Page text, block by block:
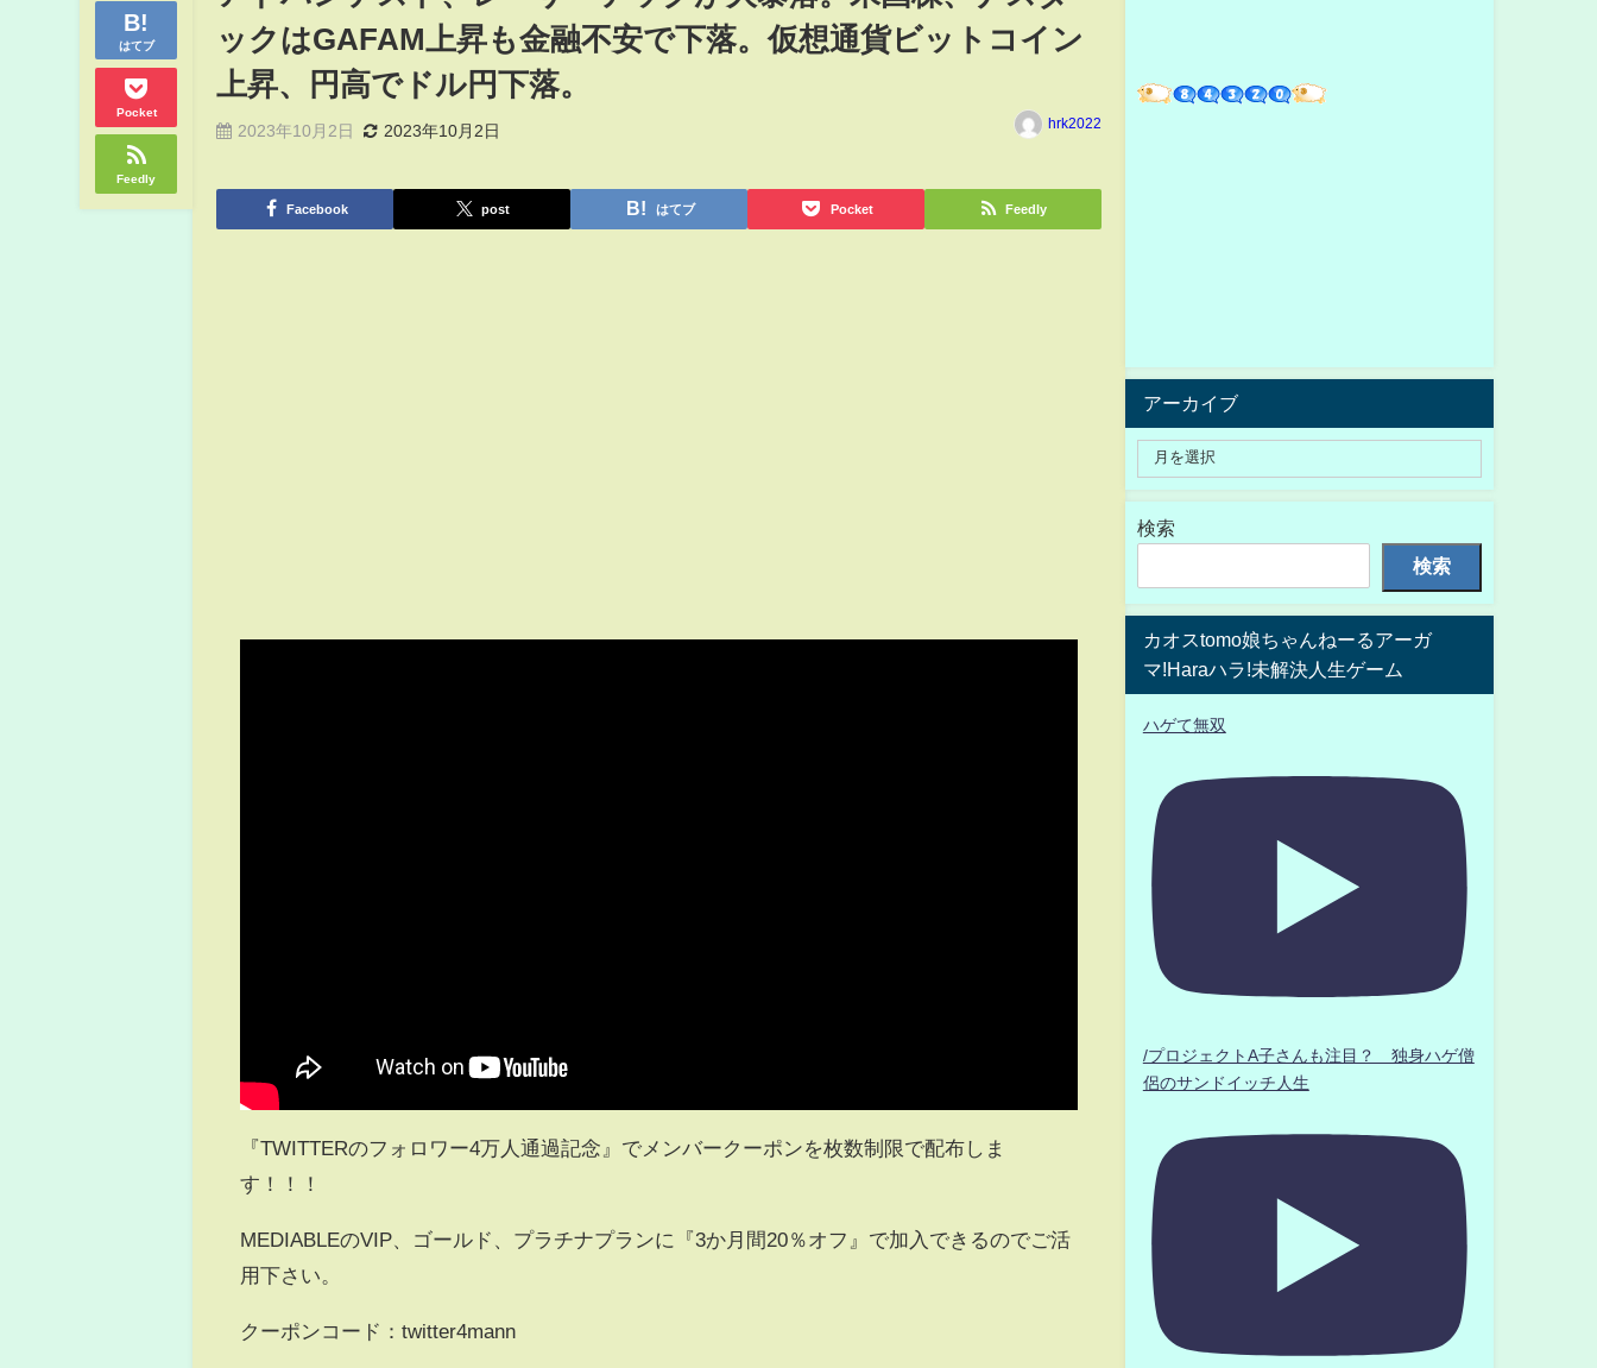
はてブ
Pocket
Feedly
ックはGAFAM上昇も金融不安で下落。仮想通貨ビットコイン
上昇、円高でドル円下落。
2023年10月2日 2023年10月2日 hrk2022
Facebook post はてブ Pocket Feedly
『TWITTERのフォロワー4万人通過記念』でメンバークーポンを枚数制限で配布しま
す！！！
MEDIABLEのVIP、ゴールド、プラチナプランに『3か月間20％オフ』で加入できるのでご活
用下さい。
クーポンコード：twitter4mann
アーカイブ
検索
検索
カオスtomo娘ちゃんねーるアーガ
マ!Haraハラ!未解決人生ゲーム
ハゲて無双
/プロジェクトA子さんも注目？ 独身ハゲ僧
侶のサンドイッチ人生